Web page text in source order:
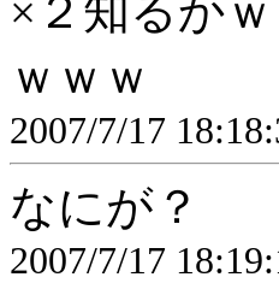
×２知るか
ｗｗｗ
2007/7/17
なにが？
2007/7/17